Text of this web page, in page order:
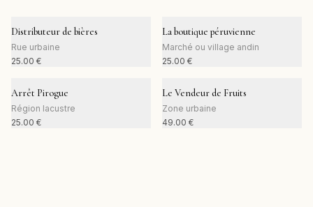
Distributeur de bières
Rue urbaine
25.00 €
La boutique péruvienne
Marché ou village andin
25.00 €
Arrêt Pirogue
Région lacustre
25.00 €
Le Vendeur de Fruits
Zone urbaine
49.00 €